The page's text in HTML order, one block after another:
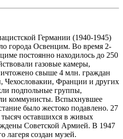
Германии (1940-1945)
города Освенцим. Во время 2-
постоянно находилось до 250
газовые камеры,
свыше 4 млн. граждан
Франции и других
подпольные группы,
коммунисты. Вспыхнувшее
было жестоко подавлено. 27
тысяч оставшихся в живых
Советской Армией. В 1947
лагеря создан музей.